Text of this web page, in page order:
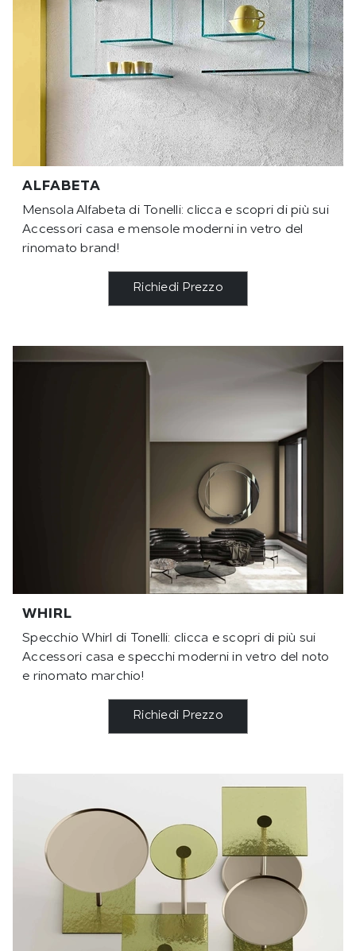
ALFABETA
Mensola Alfabeta di Tonelli: clicca e scopri di più sui
Accessori casa e mensole moderni in vetro del
rinomato brand!
Richiedi Prezzo
WHIRL
Specchio Whirl di Tonelli: clicca e scopri di più sui
Accessori casa e specchi moderni in vetro del noto
e rinomato marchio!
Richiedi Prezzo